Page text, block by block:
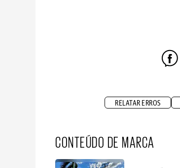
RELATAR ERROS
CONTEÚDO DE MARCA